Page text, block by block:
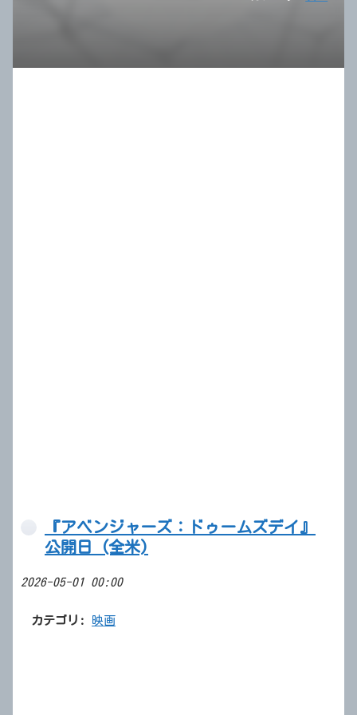
『アベンジャーズ：ドゥームズデイ』
公開日 (全米)
2026-05-01 00:00
カテゴリ: 映画